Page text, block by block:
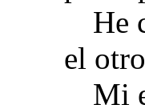
He
el
Mi